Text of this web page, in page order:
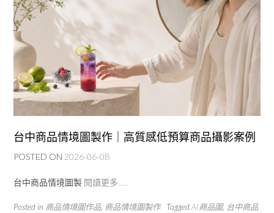
台中商品情境圖製作｜高質感低預算商品攝影案例
POSTED ON 2026-06-08
台中商品情境圖製 閱讀更多…..
Posted in 商品情境圖作品, 商品情境圖製作 TaggedAI商品圖, 台中商品